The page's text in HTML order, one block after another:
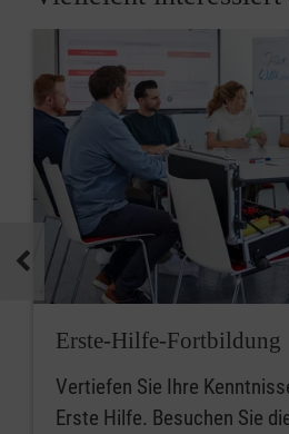
Erste-Hilfe-Fortbildung
Vertiefen Sie Ihre
Erste Hilfe. Besuchen Sie